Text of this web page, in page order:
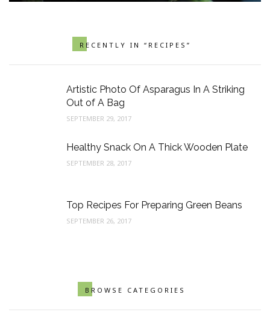
RECENTLY IN “RECIPES”
Artistic Photo Of Asparagus In A Striking
Out of A Bag
SEPTEMBER 29, 2017
Healthy Snack On A Thick Wooden Plate
SEPTEMBER 28, 2017
Top Recipes For Preparing Green Beans
SEPTEMBER 26, 2017
BROWSE CATEGORIES